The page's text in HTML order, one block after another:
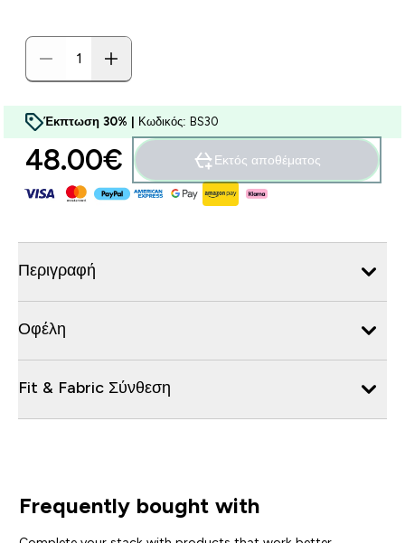
Έκπτωση 30% | Κωδικός: BS30
48.00€‎ Εκτός αποθέματος
Περιγραφή
Οφέλη
Fit & Fabric Σύνθεση
Frequently bought with